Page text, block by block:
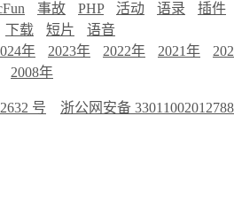
事故 PHP 活动 语录
插件
下载 短片
语音
年 2023年 2022年 2021年
2008年
号 浙公网安备